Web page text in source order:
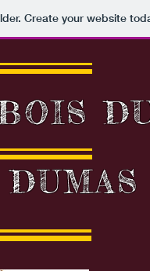
Create your website